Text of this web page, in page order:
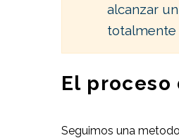
alcanzar
totalmente
El proceso
Seguimos una